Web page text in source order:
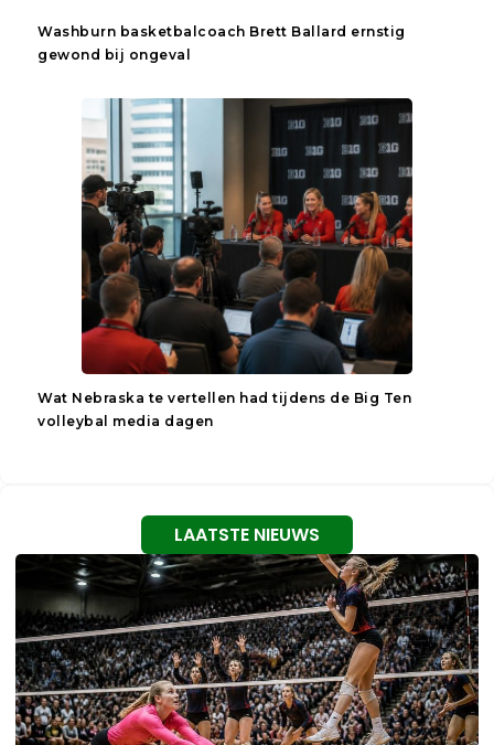
Washburn basketbalcoach Brett Ballard ernstig
gewond bij ongeval
Wat Nebraska te vertellen had tijdens de Big Ten
volleybal media dagen
LAATSTE NIEUWS